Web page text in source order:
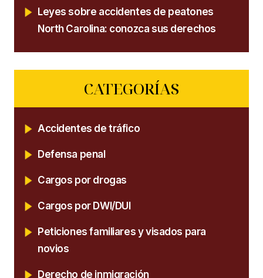
Leyes sobre accidentes de peatones
North Carolina: conozca sus derechos
CATEGORÍAS
Accidentes de tráfico
Defensa penal
Cargos por drogas
Cargos por DWI/DUI
Peticiones familiares y visados para
novios
Derecho de inmigración